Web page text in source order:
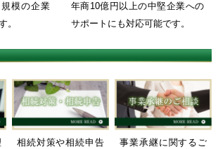
模の企業
。
年商10億円以上の中堅企業への
サポートにも対応可能です。
相続対策や相続申告
事業承継に関するご